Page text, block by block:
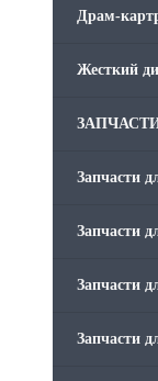
Драм-
Жесткий
ЗАПЧАСТИ
Запчасти
Запчасти
Запчасти
Запчасти